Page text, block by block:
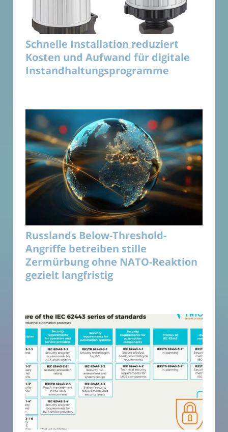
Schnelle Installation reduziert
Kosten und Aufwand für digitale
Instandhaltungsprogramme
Russlands Below-Threshold-
Angriffe betreiben stille
Zermürbung ohne NATO-Reaktion
gezielt langfristig